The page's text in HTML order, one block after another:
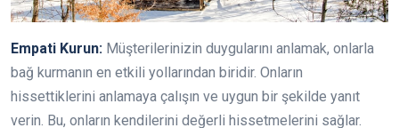
Empati Kurun: Müşterilerinizin duygularını anlamak, onlarla
bağ kurmanın en etkili yollarından biridir. Onların
hissettiklerini anlamaya çalışın ve uygun bir şekilde yanıt
verin. Bu, onların kendilerini değerli hissetmelerini sağlar.